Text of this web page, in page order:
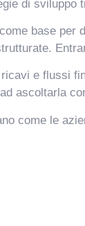
di sviluppo
base per
e flussi
ascoltarla
come le